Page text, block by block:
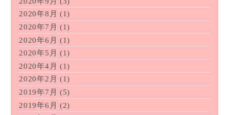
2020年8月 (1)
2020年7月 (1)
2020年6月 (1)
2020年5月 (1)
2020年4月 (1)
2020年2月 (1)
2019年7月 (5)
2019年6月 (2)